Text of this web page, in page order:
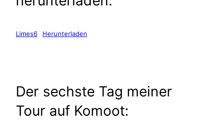
Limes6 Herunterladen
Der sechste Tag meiner
Tour auf Komoot: